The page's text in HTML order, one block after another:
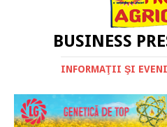
BUSINESS
INFORMAŢII ŞI